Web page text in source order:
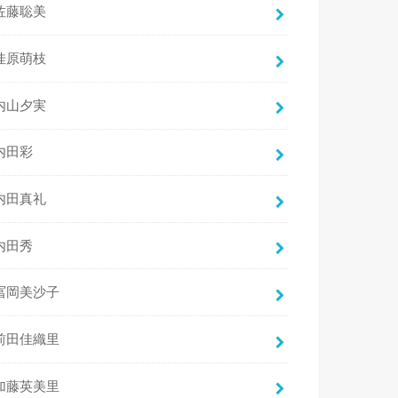
藤聡美
原萌枝
山夕実
田彩
田真礼
田秀
岡美沙子
田佳織里
藤英美里